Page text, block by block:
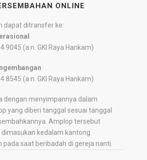
ONLINE
dapat ditransfer ke:
9045 (a.n. GKI Raya Hankam)
8545 (a.n. GKI Raya Hankam)
dengan menyimpannya dalam
yang diberi tanggal sesuai tanggal
Amplop tersebut
kedalam kantong
pada saat beribadah di gereja nanti.